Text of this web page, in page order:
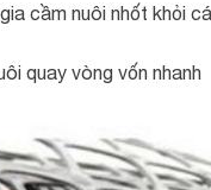
cầm nuôi nhốt khỏi
quay vòng vốn nhanh